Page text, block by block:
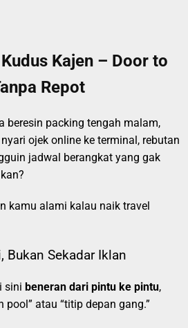
Kajen – Door to
Repot
beresin packing tengah malam,
ojek online ke terminal, rebutan
jadwal berangkat yang gak
kamu alami kalau naik travel
Bukan Sekadar Iklan
sini beneran dari pintu ke pintu,
pool” atau “titip depan gang.”